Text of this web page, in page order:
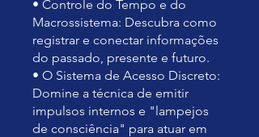
• Controle do Tempo e do
Macrossistema: Descubra como
registrar e conectar informações
do passado, presente e futuro.
• O Sistema de Acesso Discreto:
Domine a técnica de emitir
impulsos internos e "lampejos
de consciência" para atuar em